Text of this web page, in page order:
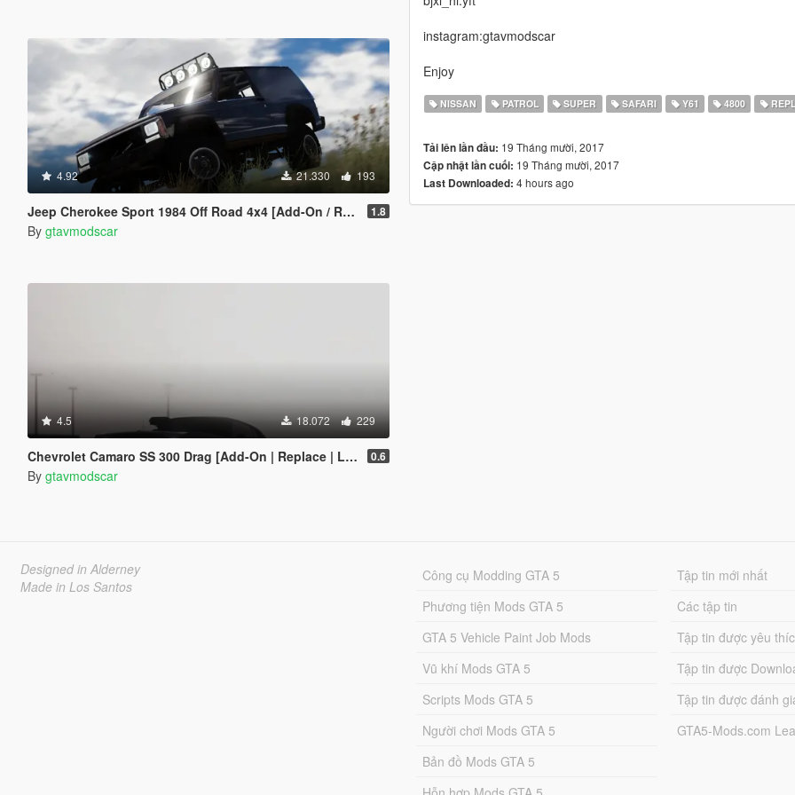
4.92 21.330 193
Jeep Cherokee Sport 1984 Off Road 4x4 [Add-On / Replace | Tuning | 10 Extras | Unlocked] 1.8
By gtavmodscar
4.5 18.072 229
Chevrolet Camaro SS 300 Drag [Add-On | Replace | Livery | Extras | Template] 0.6
By gtavmodscar
instagram:gtavmodscar
Enjoy
NISSAN PATROL SUPER SAFARI Y61 4800
Tải lên lần đầu: 19 Tháng mười, 2017
Cập nhật lần cuối: 19 Tháng mười, 2017
Last Downloaded: 4 hours ago
Designed in Alderney
Made in Los Santos
Công cụ Modding GTA 5
Phương tiện Mods GTA 5
GTA 5 Vehicle Paint Job Mods
Vũ khí Mods GTA 5
Scripts Mods GTA 5
Người chơi Mods GTA 5
Bản đồ Mods GTA 5
Tập tin mới nhất
Các tập tin
Tập tin được yêu
Tập tin được
Tập tin được đánh
GTA5-Mods.com